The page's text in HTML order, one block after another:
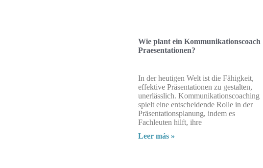
Wie plant ein Kommunikationscoach
Praesentationen?
In der heutigen Welt ist die Fähigkeit,
effektive Präsentationen zu gestalten,
unerlässlich. Kommunikationscoaching
spielt eine entscheidende Rolle in der
Präsentationsplanung, indem es
Fachleuten hilft, ihre
Leer más »